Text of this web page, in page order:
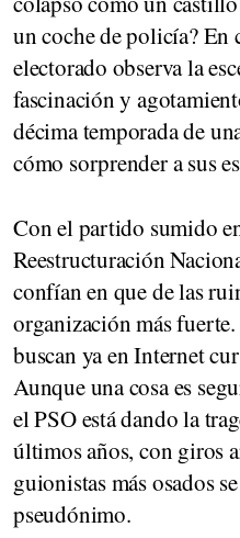
un coche de policía? En
electorado observa la
fascinación y
décima temporada de
cómo sorprender a sus
Con el partido sumido
Reestructuración
confían en que de las
organización más
buscan ya en Internet
Aunque una cosa es
el PSO está dando la
últimos años, con giros
guionistas más osados
pseudónimo.